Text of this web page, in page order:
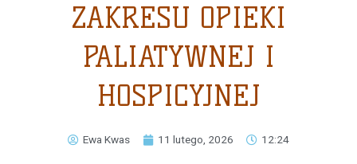
ZAKRESU OPIEKI
PALIATYWNEJ I
HOSPICYJNEJ
Ewa Kwas 11 lutego, 2026 12:24